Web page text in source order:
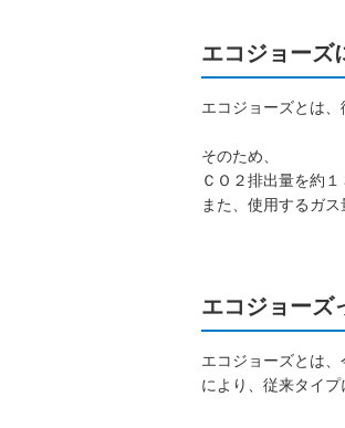
エコジョーズ
エコジョーズとは、
そのため、
ＣＯ２排出量を約
また、使用するガ
エコジョーズ
エコジョーズとは
により、従来タイ